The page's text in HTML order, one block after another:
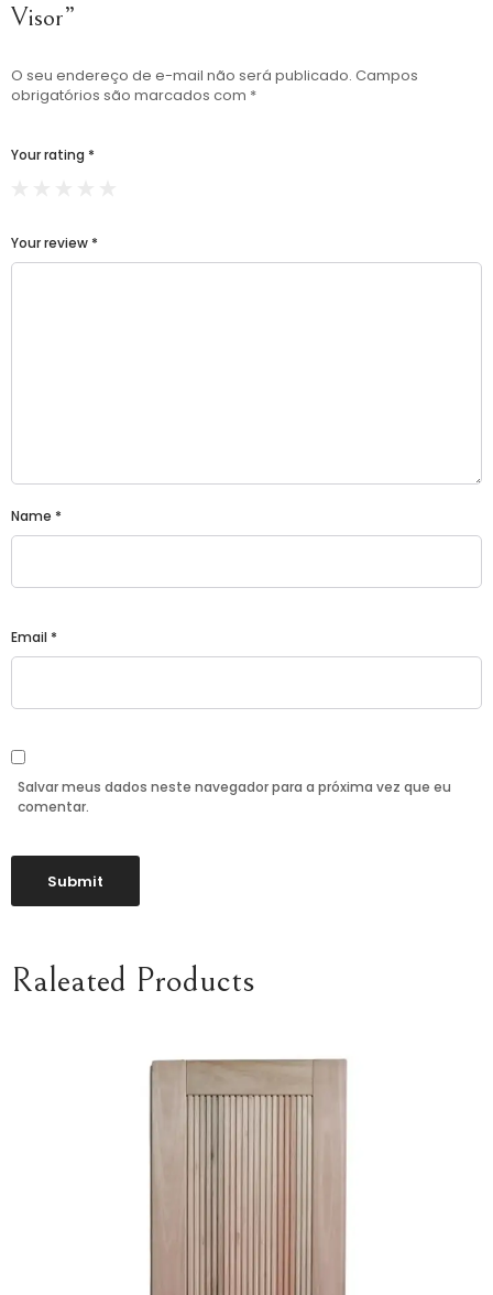
Visor”
O seu endereço de e-mail não será publicado. Campos
obrigatórios são marcados com *
Your rating *
Your review *
Name *
Email *
Salvar meus dados neste navegador para a próxima vez que eu
comentar.
Raleated Products